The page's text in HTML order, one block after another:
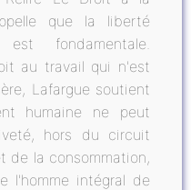
que la liberté
fondamentale.
au travail qui n'est
Lafargue soutient
humaine ne peut
hors du circuit
de la consommation,
l'homme intégral de